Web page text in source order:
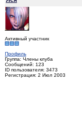
Активный участник
Профиль
Группа: Члены клуба
Сообщений: 123
ID пользователя: 3473
Регистрация: 2 Июл 2003